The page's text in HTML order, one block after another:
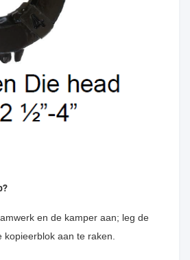
en de kamper aan; leg de
aan te raken.